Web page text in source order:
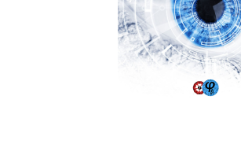
Robotica e
Formativos da
aos kits
Robotica
"competições"